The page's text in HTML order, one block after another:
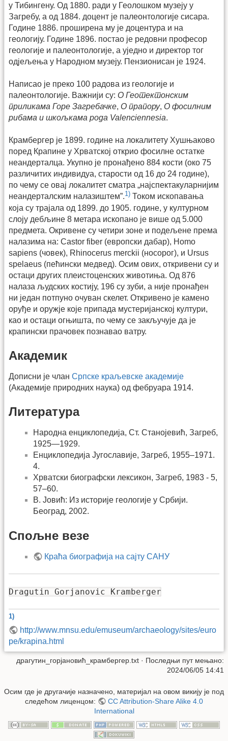
у Тибингену. Од 1880. ради у Геолошком музеју у
Загребу, а од 1884. доцент је палеонтологије сисара.
Године 1886. проширена му је доцентура и на
геологију. Године 1896. постао је редовни професор
геологије и палеонтологије, а уједно и директор тог
одјељења у Народном музеју. Пензионисан је 1924.
Написао је преко 100 радова из геологије и
палеонтологије. Важнији су: О Геотектонским
приликама Горе Загребачке, О прапору, О фосилним
рибама и шкољкама рода Valenciennesia.
Крамбергер је 1899. године на локалитету Хушњаково
поред Крапине у Хрватској открио фосилне остатке
неандерталца. Укупно је пронађено 884 кости (око 75
различитих индивидуа, старости од 16 до 24 године),
по чему се овај локалитет сматра „најспектакуларнијим
неандерталским налазиштем”.1) Током ископавања
која су трајала од 1899. до 1905. године, у културном
слоју дебљине 8 метара ископано је више од 5.000
предмета. Окривене су четири зоне и подељене према
налазима на: Castor fiber (европски дабар), Homo
sapiens (човек), Rhinocerus merckii (носорог), и Ursus
spelaeus (пећински медвед). Осим ових, откривени су и
остаци других плеистоценских животиња. Од 876
налаза људских костију, 196 су зуби, а није пронађен
ни један потпуно очуван скелет. Откривено је камено
оруђе и оружје које припада мустеријанској култури,
као и остаци огњишта, по чему се закључује да је
крапински прачовек познавао ватру.
Академик
Дописни је члан Српске краљевске академије
(Академије природних наука) од фебруара 1914.
Литература
Народна енциклопедија, Ст. Станојевић, Загреб,
1925—1929.
Енциклопедија Југославије, Загреб, 1955–1971.
4.
Хрватски биографски лексикон, Загреб, 1983 - 5,
57–60.
В. Јовић: Из историје геологије у Србији.
Београд, 2002.
Спољне везе
Краћа биографија на сајту САНУ
Dragutin Gorjanovic Kramberger
1)
http://www.mnsu.edu/emuseum/archaeology/sites/euro
pe/krapina.html
драгутин_горјановић_крамбергер.txt · Последњи пут мењано:
2024/06/05 14:41
Осим где је другачије назначено, материјал на овом викију је под
следећом лиценцом:
CC Attribution-Share Alike 4.0
International